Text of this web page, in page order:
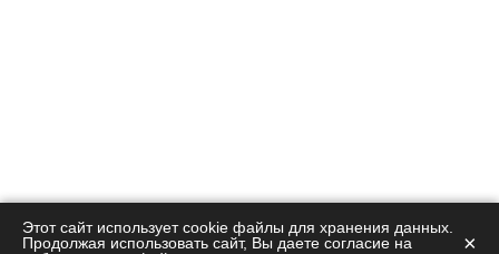
Этот сайт использует cookie файлы для хранения данных.
Продолжая использовать сайт, Вы даете согласие на
×